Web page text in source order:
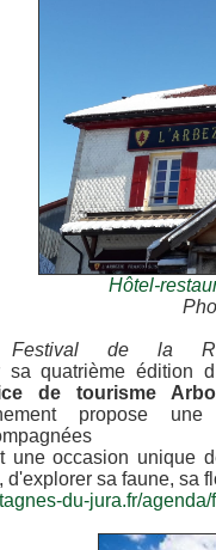
Hôtel-
Festival de la
sa quatrième édition
de tourisme
propose
une occasion unique
, d'explorer sa faune, sa
du-jura.fr/